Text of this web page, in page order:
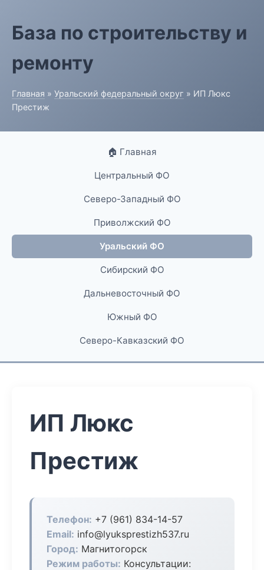
База по строительству и
ремонту
Главная » Уральский федеральный округ » ИП Люкс
Престиж
🏠 Главная
Центральный ФО
Северо-Западный ФО
Приволжский ФО
Уральский ФО
Сибирский ФО
Дальневосточный ФО
Южный ФО
Северо-Кавказский ФО
ИП Люкс
Престиж
Телефон: +7 (961) 834-14-57
Email: info@lyuksprestizh537.ru
Город: Магнитогорск
Режим работы: Консультации: